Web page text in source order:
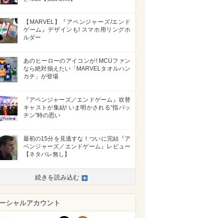
【MARVEL】『アベンジャーズ/エンド
ゲーム』デザインも! スマホ用リングホ
ルダー
あのヒーローのアイコンが! MCUファン
なら絶対揃えたい「MARVELタオルハン
カチ」が登場
『アベンジャーズ／エンドゲーム』吹替
キャストが集結! いま明かされる“指パッ
チン”時の思い
最初の15分を見逃すな！ついに完結『ア
ベンジャーズ／エンドゲーム』レビュー
【ネタバレ無し】
続きを読み込む
シャルアカウント